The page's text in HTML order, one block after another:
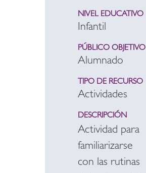
NIVEL EDUCATIVO
Infantil
PÚBLICO OBJETIVO
Alumnado
TIPO DE RECURSO
Actividades
DESCRIPCIÓN
Actividad para
familiarizarse
con las rutinas